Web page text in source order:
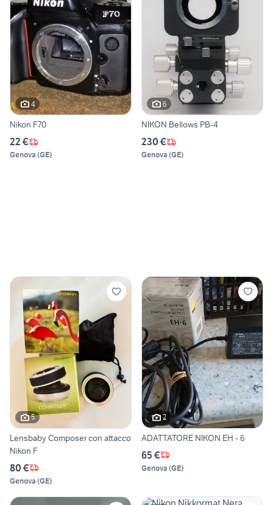
4
Nikon F70
22 €
Genova (GE)
6
NIKON Bellows PB-4
230 €
Genova (GE)
5
Lensbaby Composer con attacco
Nikon F
80 €
Genova (GE)
2
ADATTATORE NIKON EH - 6
65 €
Genova (GE)